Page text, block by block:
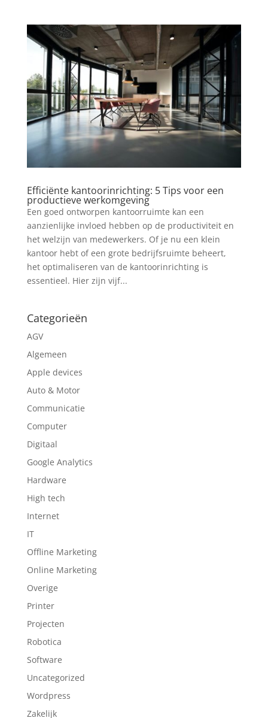
Efficiënte kantoorinrichting: 5 Tips voor een
productieve werkomgeving
Een goed ontworpen kantoorruimte kan een
aanzienlijke invloed hebben op de productiviteit en
het welzijn van medewerkers. Of je nu een klein
kantoor hebt of een grote bedrijfsruimte beheert,
het optimaliseren van de kantoorinrichting is
essentieel. Hier zijn vijf...
Categorieën
AGV
Algemeen
Apple devices
Auto & Motor
Communicatie
Computer
Digitaal
Google Analytics
Hardware
High tech
Internet
IT
Offline Marketing
Online Marketing
Overige
Printer
Projecten
Robotica
Software
Uncategorized
Wordpress
Zakelijk